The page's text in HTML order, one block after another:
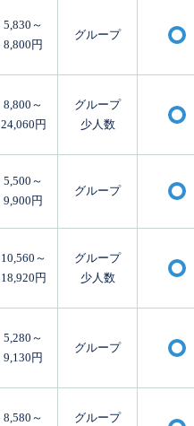
5,830～
8,800円
グループ
8,800～
24,060円
グループ
少人数
5,500～
9,900円
グループ
10,560～
18,920円
グループ
少人数
5,280～
9,130円
グループ
8,580～
グループ